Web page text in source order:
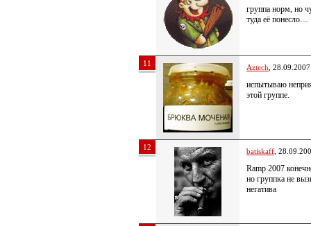
группа норм, но
туда её понесло…
11 Aztech ,
испытываю
этой группе.
12 batiskaff ,
Ramp 2007
но группка не
негатива